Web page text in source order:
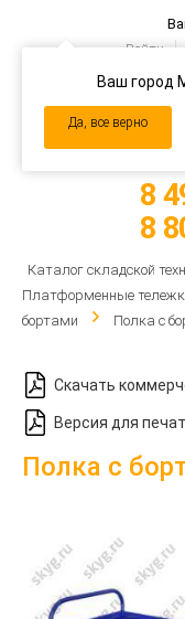
Ваш город
Да, все верно
Войти
navigation
8
8
Каталог складской
Платформенные
бортами
Полка с
Скачать
Версия для
Полка с